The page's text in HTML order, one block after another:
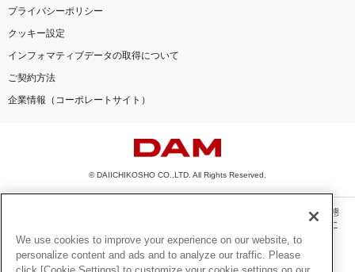
プライバシーポリシー
クッキー設定
インフォマティブデータの取得について
ご契約方法
企業情報（コーポレートサイト）
© DAIICHIKOSHO CO.,LTD. All Rights Reserved.
このサイトに掲載されている一切の文章・画像・写真・動画・音声等を、手段や形態
を問わず、著作権法の定める範囲を超えて無断で複製、転載、ファイル化などするこ
とを禁じます。
楽曲及びコンテンツは、機種によりご利用いただけない場合があります。
We use cookies to improve your experience on our website, to
personalize content and ads and to analyze our traffic. Please